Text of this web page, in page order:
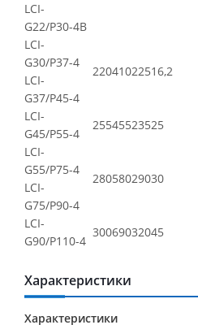
LCI-
G22/P30-4В
LCI-
G30/P37-4
22041022516,2
LCI-
G37/P45-4
LCI-
G45/P55-4
25545523525
LCI-
G55/P75-4
28058029030
LCI-
G75/P90-4
LCI-
G90/P110-4
30069032045
Характеристики
Характеристики